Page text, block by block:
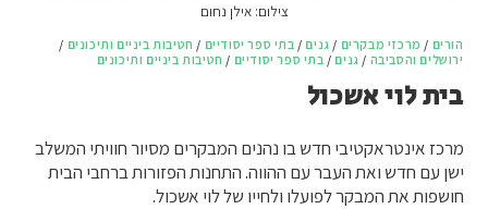
צילום: אילן נחום
הורים / מרכזי מבקרים / גנים / בתי ספר יסודיים / חטיבות ביניים ותיכונים /
ירושלים והסביבה / גנים / בתי ספר יסודיים / חטיבות ביניים ותיכונים
בית לוי אשכול
מרכז אינטראקטיבי חדש בו נהנים המבקרים מסיור חוויתי המשלב
ישן עם חדש ואת העבר עם ההווה. התחנות הפזורות ברחבי הבית
חושפות את המבקר לפועלו ולחייו של לוי אשכול.